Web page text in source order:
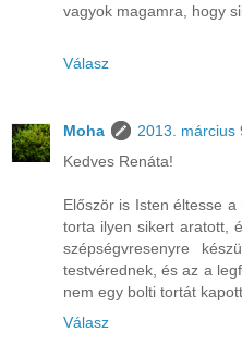
vagyok magamra, hogy
Válasz
Moha
2013. március
Kedves Renáta!
Először is Isten éltesse
torta ilyen sikert aratott,
szépségvresenyre
testvérednek, és az a
nem egy bolti tortát
Válasz